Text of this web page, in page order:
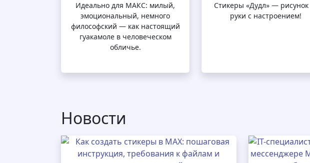
Идеально для МАКС: милый,
эмоциональный, немного
философский — как настоящий
гуакамоле в человеческом
обличье.
Стикеры «Дудл» — рисунок
руки с настроением!
Новости